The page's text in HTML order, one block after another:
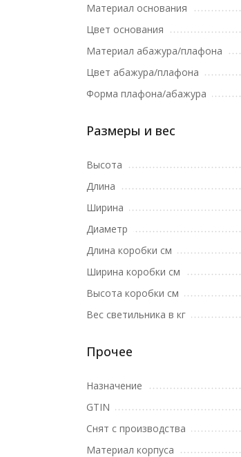
Материал основания
Цвет основания
Материал абажура/плафона
Цвет абажура/плафона
Форма плафона/абажура
Размеры и вес
Высота
Длина
Ширина
Диаметр
Длина коробки см
Ширина коробки см
Высота коробки см
Вес светильника в кг
Прочее
Назначение
GTIN
Снят с производства
Материал корпуса